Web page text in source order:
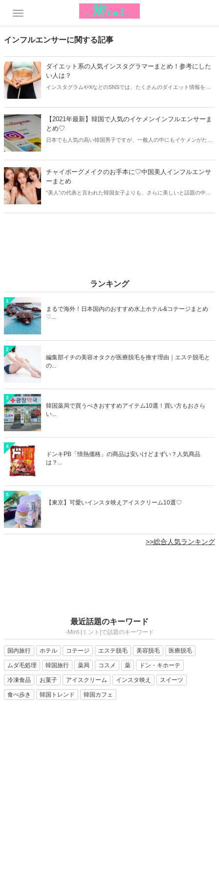
インフルエンサーに関する記事
ダイエット系の人気インスタグラマーまとめ！参考にした
い人は？
インスタグラムやXなどのSNSでは、たくさんのダイエット情報をチ
ト系の人気インスタグラマーをご紹介します！
【2021年最新】韓国で人気のイケメンインフルエンサーま
とめ♡
日本でも人気の高い韓国男子ですが、一般人の中にもイケメンがたく
つイケメンを早速チェックしてみましょう♡
チャイボーグメイクのお手本に♡中国美人インフルエンサ
ーまとめ
“美人”の代表と言われた韓国女子よりも、さらに美しいと話題の中国
ランキング
1
まるで海外！日本国内のおすすめ水上ホテル&コテージまとめ
♡...
2
編集部イチの美容オタクが医療脱毛を推す理由｜エステ脱毛と
の...
3
韓国薬局で買うべきおすすめアイテム10選！買い方もおさら
い...
4
ドンキPB「情熱価格」の商品は安いけどまずい？人気商品
は？...
5
【東京】可愛いインスタ映えアイスクリーム10選♡
>>総合人気ランキング
最近話題のキーワード
-Mint-[ミント]で話題のキーワード
国内旅行 ホテル コテージ エステ脱毛 美容脱毛 医療脱毛
ムダ毛処理 韓国旅行 薬局 コスメ 薬 ドン・キホーテ
冷凍食品 お菓子 アイスクリーム インスタ映え スイーツ
食べ歩き 韓国トレンド 韓国カフェ